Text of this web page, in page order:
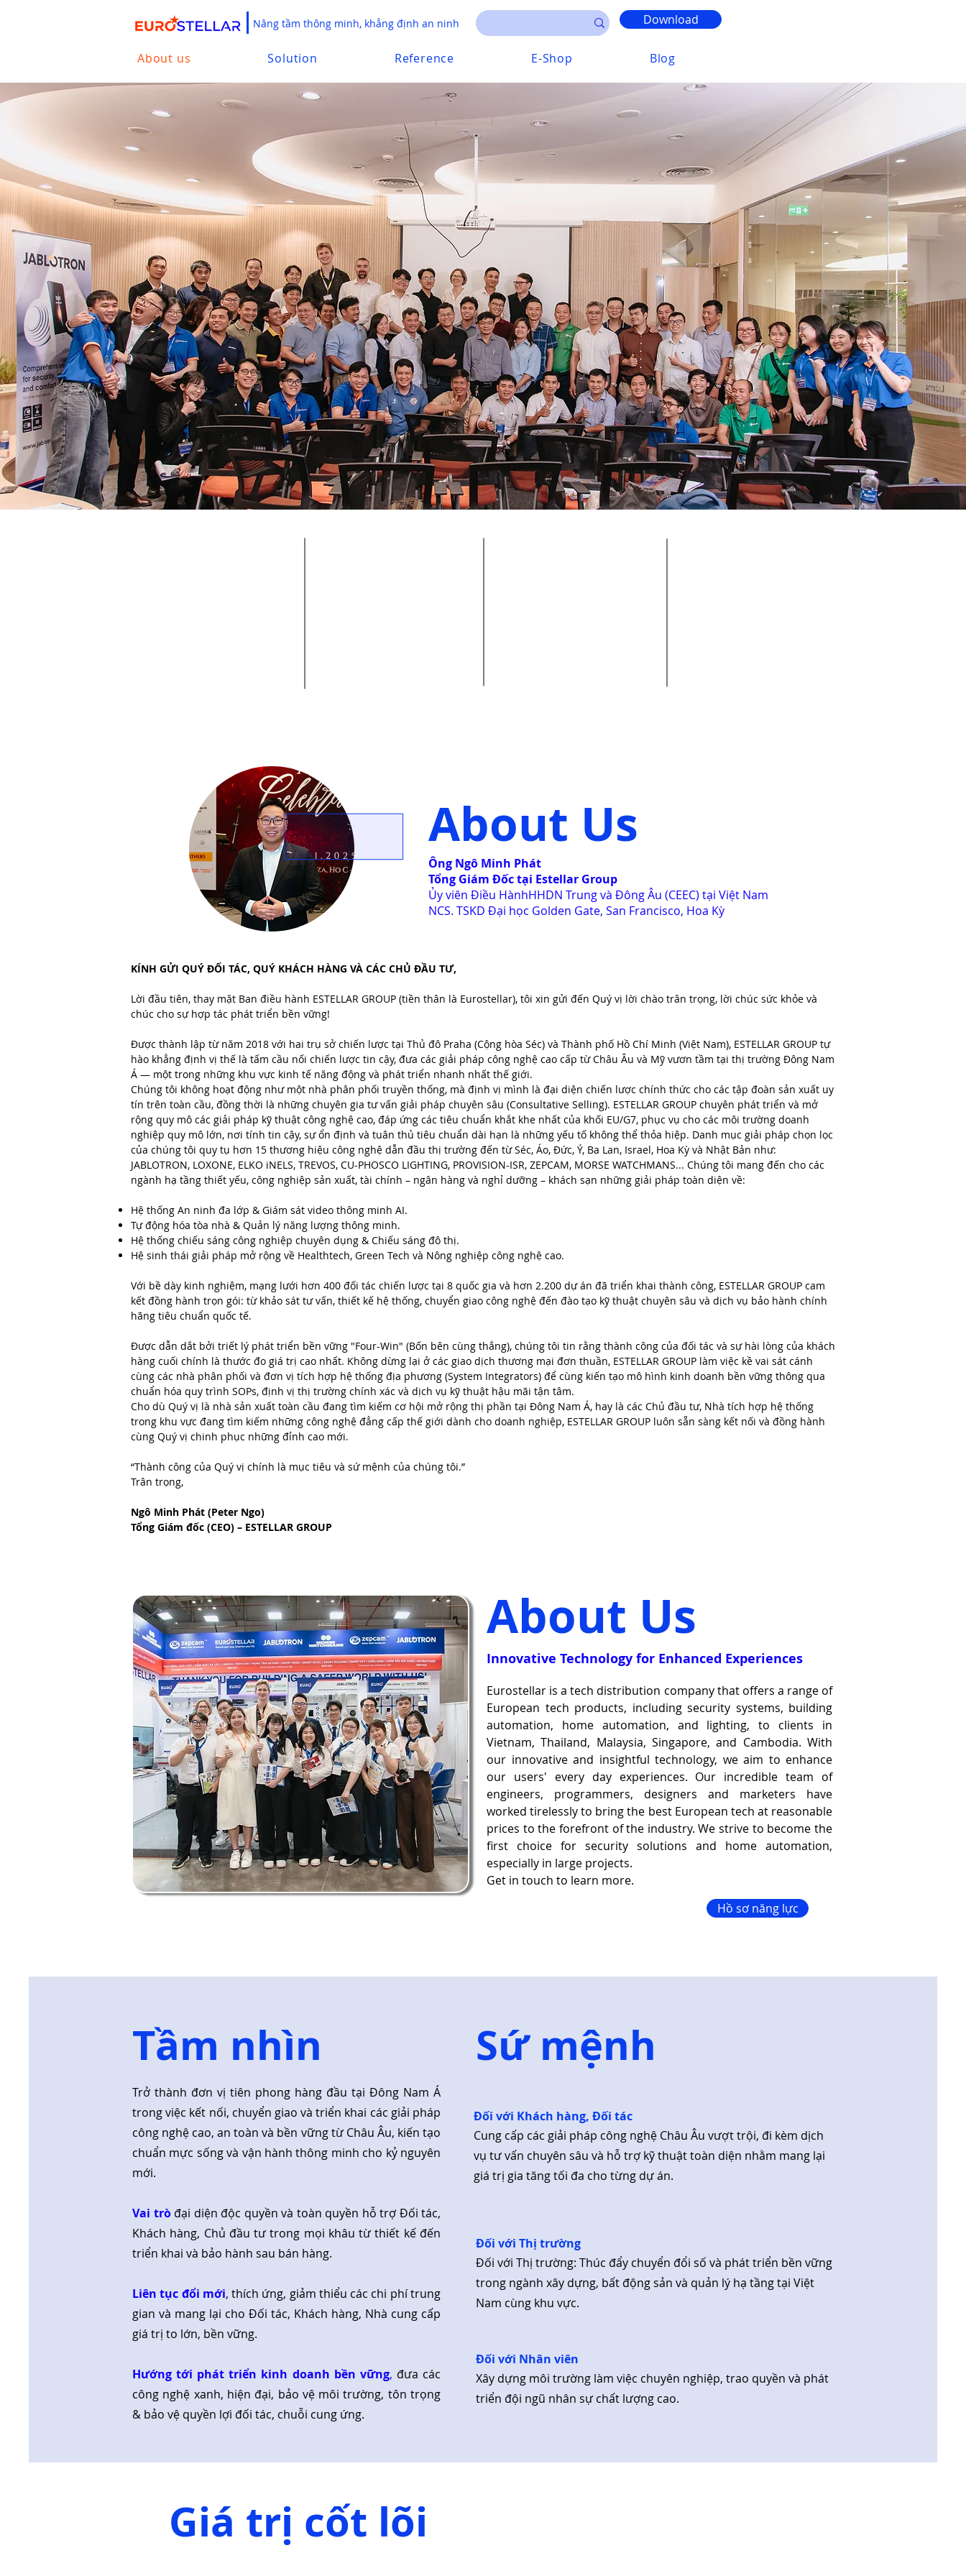
Nâng tầm thông minh, khẳng định an ninh Download
About us Solution Reference E-Shop Blog
About Us
Ông Ngô Minh Phát
Tổng Giám Đốc tại Estellar Group
Ủy viên Điều HànhHHDN Trung và Đông Âu (CEEC) tại Việt Nam
NCS. TSKD Đại học Golden Gate, San Francisco, Hoa Kỳ
KÍNH GỬI QUÝ ĐỐI TÁC, QUÝ KHÁCH HÀNG VÀ CÁC CHỦ ĐẦU TƯ,
Lời đầu tiên, thay mặt Ban điều hành ESTELLAR GROUP (tiền thân là Eurostellar), tôi xin gửi đến Quý vị lời chào trân trọng, lời chúc sức khỏe và
chúc cho sự hợp tác phát triển bền vững!
Được thành lập từ năm 2018 với hai trụ sở chiến lược tại Thủ đô Praha (Cộng hòa Séc) và Thành phố Hồ Chí Minh (Việt Nam), ESTELLAR GROUP tự
hào khẳng định vị thế là tấm cầu nối chiến lược tin cậy, đưa các giải pháp công nghệ cao cấp từ Châu Âu và Mỹ vươn tầm tại thị trường Đông Nam
Á — một trong những khu vực kinh tế năng động và phát triển nhanh nhất thế giới.
Chúng tôi không hoạt động như một nhà phân phối truyền thống, mà định vị mình là đại diện chiến lược chính thức cho các tập đoàn sản xuất uy
tín trên toàn cầu, đồng thời là những chuyên gia tư vấn giải pháp chuyên sâu (Consultative Selling). ESTELLAR GROUP chuyên phát triển và mở
rộng quy mô các giải pháp kỹ thuật công nghệ cao, đáp ứng các tiêu chuẩn khắt khe nhất của khối EU/G7, phục vụ cho các môi trường doanh
nghiệp quy mô lớn, nơi tính tin cậy, sự ổn định và tuân thủ tiêu chuẩn dài hạn là những yếu tố không thể thỏa hiệp. Danh mục giải pháp chọn lọc
của chúng tôi quy tụ hơn 15 thương hiệu công nghệ dẫn đầu thị trường đến từ Séc, Áo, Đức, Ý, Ba Lan, Israel, Hoa Kỳ và Nhật Bản như:
JABLOTRON, LOXONE, ELKO iNELS, TREVOS, CU-PHOSCO LIGHTING, PROVISION-ISR, ZEPCAM, MORSE WATCHMANS... Chúng tôi mang đến cho các
ngành hạ tầng thiết yếu, công nghiệp sản xuất, tài chính – ngân hàng và nghỉ dưỡng – khách sạn những giải pháp toàn diện về:
Hệ thống An ninh đa lớp & Giám sát video thông minh AI.
Tự động hóa tòa nhà & Quản lý năng lượng thông minh.
Hệ thống chiếu sáng công nghiệp chuyên dụng & Chiếu sáng đô thị.
Hệ sinh thái giải pháp mở rộng về Healthtech, Green Tech và Nông nghiệp công nghệ cao.
Với bề dày kinh nghiệm, mạng lưới hơn 400 đối tác chiến lược tại 8 quốc gia và hơn 2.200 dự án đã triển khai thành công, ESTELLAR GROUP cam
kết đồng hành trọn gói: từ khảo sát tư vấn, thiết kế hệ thống, chuyển giao công nghệ đến đào tạo kỹ thuật chuyên sâu và dịch vụ bảo hành chính
hãng tiêu chuẩn quốc tế.
Được dẫn dắt bởi triết lý phát triển bền vững "Four-Win" (Bốn bên cùng thắng), chúng tôi tin rằng thành công của đối tác và sự hài lòng của khách
hàng cuối chính là thước đo giá trị cao nhất. Không dừng lại ở các giao dịch thương mại đơn thuần, ESTELLAR GROUP làm việc kề vai sát cánh
cùng các nhà phân phối và đơn vị tích hợp hệ thống địa phương (System Integrators) để cùng kiến tạo mô hình kinh doanh bền vững thông qua
chuẩn hóa quy trình SOPs, định vị thị trường chính xác và dịch vụ kỹ thuật hậu mãi tận tâm.
Cho dù Quý vị là nhà sản xuất toàn cầu đang tìm kiếm cơ hội mở rộng thị phần tại Đông Nam Á, hay là các Chủ đầu tư, Nhà tích hợp hệ thống
trong khu vực đang tìm kiếm những công nghệ đẳng cấp thế giới dành cho doanh nghiệp, ESTELLAR GROUP luôn sẵn sàng kết nối và đồng hành
cùng Quý vị chinh phục những đỉnh cao mới.
“Thành công của Quý vị chính là mục tiêu và sứ mệnh của chúng tôi.”
Trân trọng,
Ngô Minh Phát (Peter Ngo)
Tổng Giám đốc (CEO) – ESTELLAR GROUP
About Us
Innovative Technology for Enhanced Experiences
Eurostellar is a tech distribution company that offers a range of
European tech products, including security systems, building
automation, home automation, and lighting, to clients in
Vietnam, Thailand, Malaysia, Singapore, and Cambodia. With
our innovative and insightful technology, we aim to enhance
our users' every day experiences. Our incredible team of
engineers, programmers, designers and marketers have
worked tirelessly to bring the best European tech at reasonable
prices to the forefront of the industry. We strive to become the
first choice for security solutions and home automation,
especially in large projects.
Get in touch to learn more.
Hồ sơ năng lực
Tầm nhìn
Trở thành đơn vị tiên phong hàng đầu tại Đông Nam Á
trong việc kết nối, chuyển giao và triển khai các giải pháp
công nghệ cao, an toàn và bền vững từ Châu Âu, kiến tạo
chuẩn mực sống và vận hành thông minh cho kỷ nguyên
mới.
Vai tròđại diện độc quyền và toàn quyền hỗ trợ Đối tác,
Khách hàng, Chủ đầu tư trong mọi khâu từ thiết kế đến
triển khai và bảo hành sau bán hàng.
Liên tục đổi mới, thích ứng, giảm thiểu các chi phí trung
gian và mang lại cho Đối tác, Khách hàng, Nhà cung cấp
giá trị to lớn, bền vững.
Hướng tới phát triển kinh doanh bền vững, đưa các
công nghệ xanh, hiện đại, bảo vệ môi trường, tôn trọng
& bảo vệ quyền lợi đối tác, chuỗi cung ứng.
Sứ mệnh
Đối với Khách hàng, Đối tác
Cung cấp các giải pháp công nghệ Châu Âu vượt trội, đi kèm dịch
vụ tư vấn chuyên sâu và hỗ trợ kỹ thuật toàn diện nhằm mang lại
giá trị gia tăng tối đa cho từng dự án.
Đối với Thị trường
Đối với Thị trường: Thúc đẩy chuyển đổi số và phát triển bền vững
trong ngành xây dựng, bất động sản và quản lý hạ tầng tại Việt
Nam cùng khu vực.
Đối với Nhân viên
Xây dựng môi trường làm việc chuyên nghiệp, trao quyền và phát
triển đội ngũ nhân sự chất lượng cao.
Giá trị cốt lõi